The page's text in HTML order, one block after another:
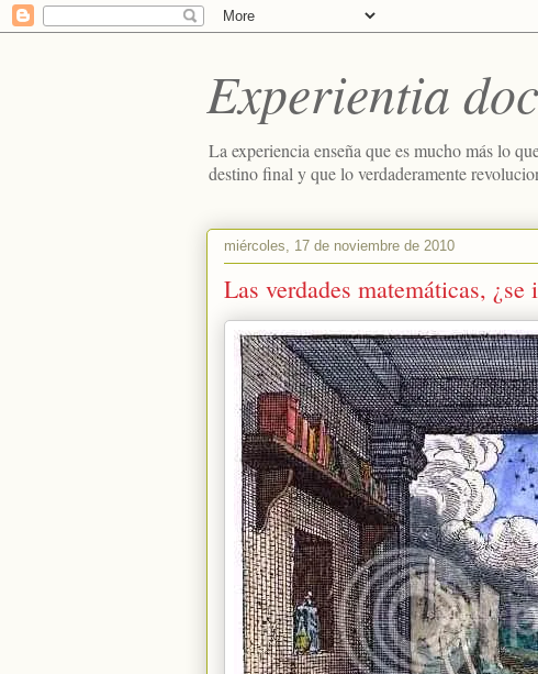
Experientia
La experiencia enseña que es mucho más lo
destino final y que lo verdaderamente
miércoles, 17 de noviembre de 2010
Las verdades matemáticas, ¿se